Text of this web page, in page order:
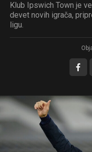
Klub Ipswich Town je
devet novih igrača,
ligu.